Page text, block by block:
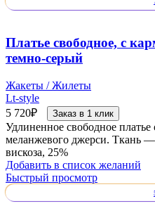
Платье свободное, с
темно-серый
Жакеты / Жилеты
Lt-style
5 720₽ Заказ в 1 клик
Удлиненное свободное
меланжевого джерси. Ткань
вискоза, 25%
Добавить в список желаний
Быстрый просмотр